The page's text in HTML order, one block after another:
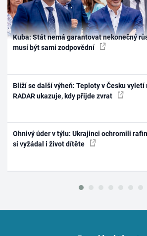
Kuba: Stát nemá garantovat nekonečný
musí být sami zodpovědní
Blíží se další výheň: Teploty v Česku vyletí
RADAR ukazuje, kdy přijde zvrat
Ohnivý úder v týlu: Ukrajinci ochromili
si vyžádal i život dítěte